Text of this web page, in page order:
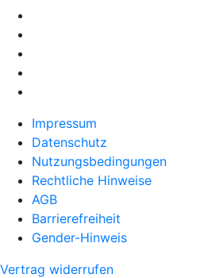
Impressum
Datenschutz
Nutzungsbedingungen
Rechtliche Hinweise
AGB
Barrierefreiheit
Gender-Hinweis
Vertrag widerrufen